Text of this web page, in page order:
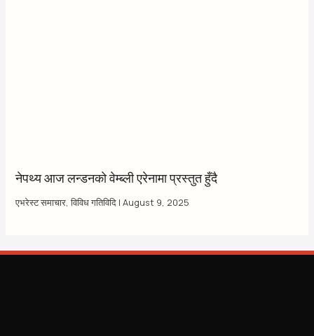
नेपथ्य आज लन्डनको वेम्ब्ली एरेनामा प्रस्तुत हुँदै
एभरेस्ट समाचार,विविध गतिविदि |August 9, 2025